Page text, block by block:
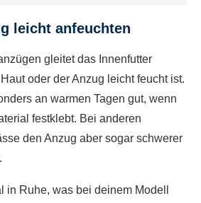
leicht anfeuchten
gleitet das Innenfutter
oder der Anzug leicht feucht ist.
an warmen Tagen gut, wenn
festklebt. Bei anderen
den Anzug aber sogar schwerer
in Ruhe, was bei deinem Modell